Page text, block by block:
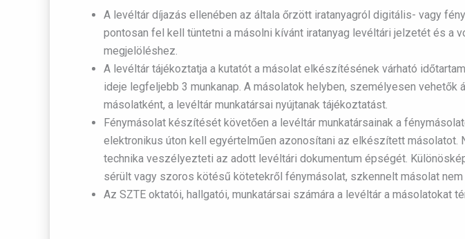
A levéltár díjazás ellenében az általa őrzött iratanyagról digitális- vagy
pontosan fel kell tüntetni a másolni kívánt iratanyag levéltári jelzetét és
megjelöléshez.
A levéltár tájékoztatja a kutatót a másolat elkészítésének várható
ideje legfeljebb 3 munkanap. A másolatok helyben, személyesen
másolatként, a levéltár munkatársai nyújtanak tájékoztatást.
Fénymásolat készítését követően a levéltár munkatársainak a
elektronikus úton kell egyértelműen azonosítani az elkészített
technika veszélyezteti az adott levéltári dokumentum épségét.
sérült vagy szoros kötésű kötetekről fénymásolat, szkennelt másolat
Az SZTE oktatói, hallgatói, munkatársai számára a levéltár a másolatokat